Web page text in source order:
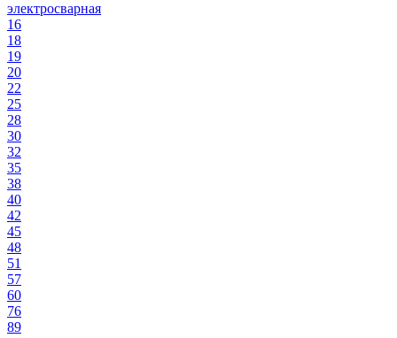
электросварная
16
18
19
20
22
25
28
30
32
35
38
40
42
45
48
51
57
60
76
89